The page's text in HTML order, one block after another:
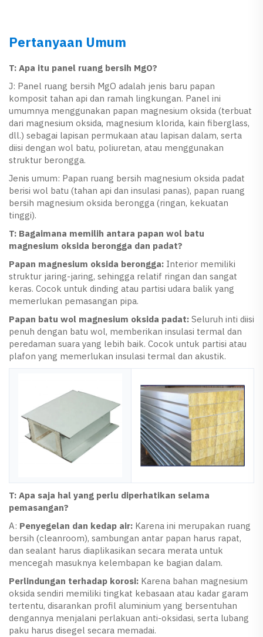
Pertanyaan Umum
T: Apa itu panel ruang bersih MgO?
J: Panel ruang bersih MgO adalah jenis baru papan
komposit tahan api dan ramah lingkungan. Panel ini
umumnya menggunakan papan magnesium oksida (terbuat
dari magnesium oksida, magnesium klorida, kain fiberglass,
dll.) sebagai lapisan permukaan atau lapisan dalam, serta
diisi dengan wol batu, poliuretan, atau menggunakan
struktur berongga.
Jenis umum: Papan ruang bersih magnesium oksida padat
berisi wol batu (tahan api dan insulasi panas), papan ruang
bersih magnesium oksida berongga (ringan, kekuatan
tinggi).
T: Bagaimana memilih antara papan wol batu
magnesium oksida berongga dan padat?
Papan magnesium oksida berongga: Interior memiliki
struktur jaring-jaring, sehingga relatif ringan dan sangat
keras. Cocok untuk dinding atau partisi udara balik yang
memerlukan pemasangan pipa.
Papan batu wol magnesium oksida padat: Seluruh inti diisi
penuh dengan batu wol, memberikan insulasi termal dan
peredaman suara yang lebih baik. Cocok untuk partisi atau
plafon yang memerlukan insulasi termal dan akustik.
T: Apa saja hal yang perlu diperhatikan selama
pemasangan?
A: Penyegelan dan kedap air: Karena ini merupakan ruang
bersih (cleanroom), sambungan antar papan harus rapat,
dan sealant harus diaplikasikan secara merata untuk
mencegah masuknya kelembapan ke bagian dalam.
Perlindungan terhadap korosi: Karena bahan magnesium
oksida sendiri memiliki tingkat kebasaan atau kadar garam
tertentu, disarankan profil aluminium yang bersentuhan
dengannya menjalani perlakuan anti-oksidasi, serta lubang
paku harus disegel secara memadai.